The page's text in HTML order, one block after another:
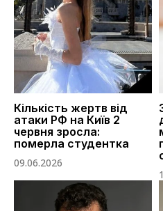
Кількість жертв від
атаки РФ на Київ 2
червня зросла:
померла студентка
09.06.2026